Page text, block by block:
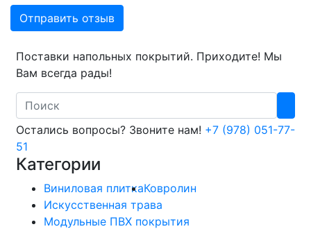
Отправить отзыв
Поставки напольных покрытий. Приходите! Мы
Вам всегда рады!
Search
Остались вопросы? Звоните нам! +7 (978) 051-77-
51
Категории
Виниловая плиткаКовролин
Искусственная трава
Модульные ПВХ покрытия